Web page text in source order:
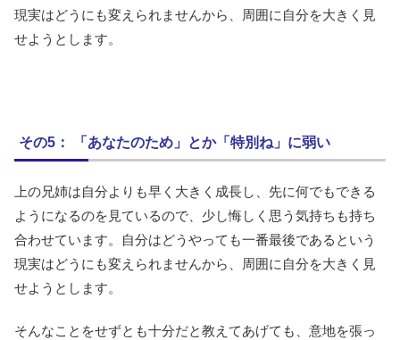
現実はどうにも変えられませんから、周囲に自分を大きく見
せようとします。
その5： 「あなたのため」とか「特別ね」に弱い
上の兄姉は自分よりも早く大きく成長し、先に何でもできる
ようになるのを見ているので、少し悔しく思う気持ちも持ち
合わせています。自分はどうやっても一番最後であるという
現実はどうにも変えられませんから、周囲に自分を大きく見
せようとします。
そんなことをせずとも十分だと教えてあげても、意地を張っ